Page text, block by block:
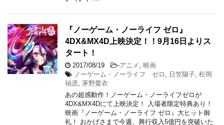
『ノーゲーム・ノーライフ ゼロ』
4DX&MX4D上映決定！！9月16日よりス
タート！
2017/08/19 -アニメ
映画
ノーゲーム・ノーライフ ゼロ
日笠陽子 松岡
禎丞 茅野愛衣
あの超感動作！ノーゲーム・ノーライフゼロが
4DX&MX4Dにて上映決定！ 入場者限定特典あり！
映画『ノーゲーム・ノーライフ ゼロ』大ヒット御
礼！ おかげさまで今週、興行収入5億円を突破いた